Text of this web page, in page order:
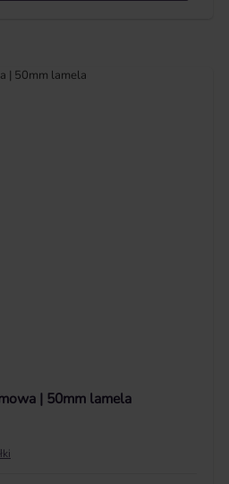
| 50mm lamela